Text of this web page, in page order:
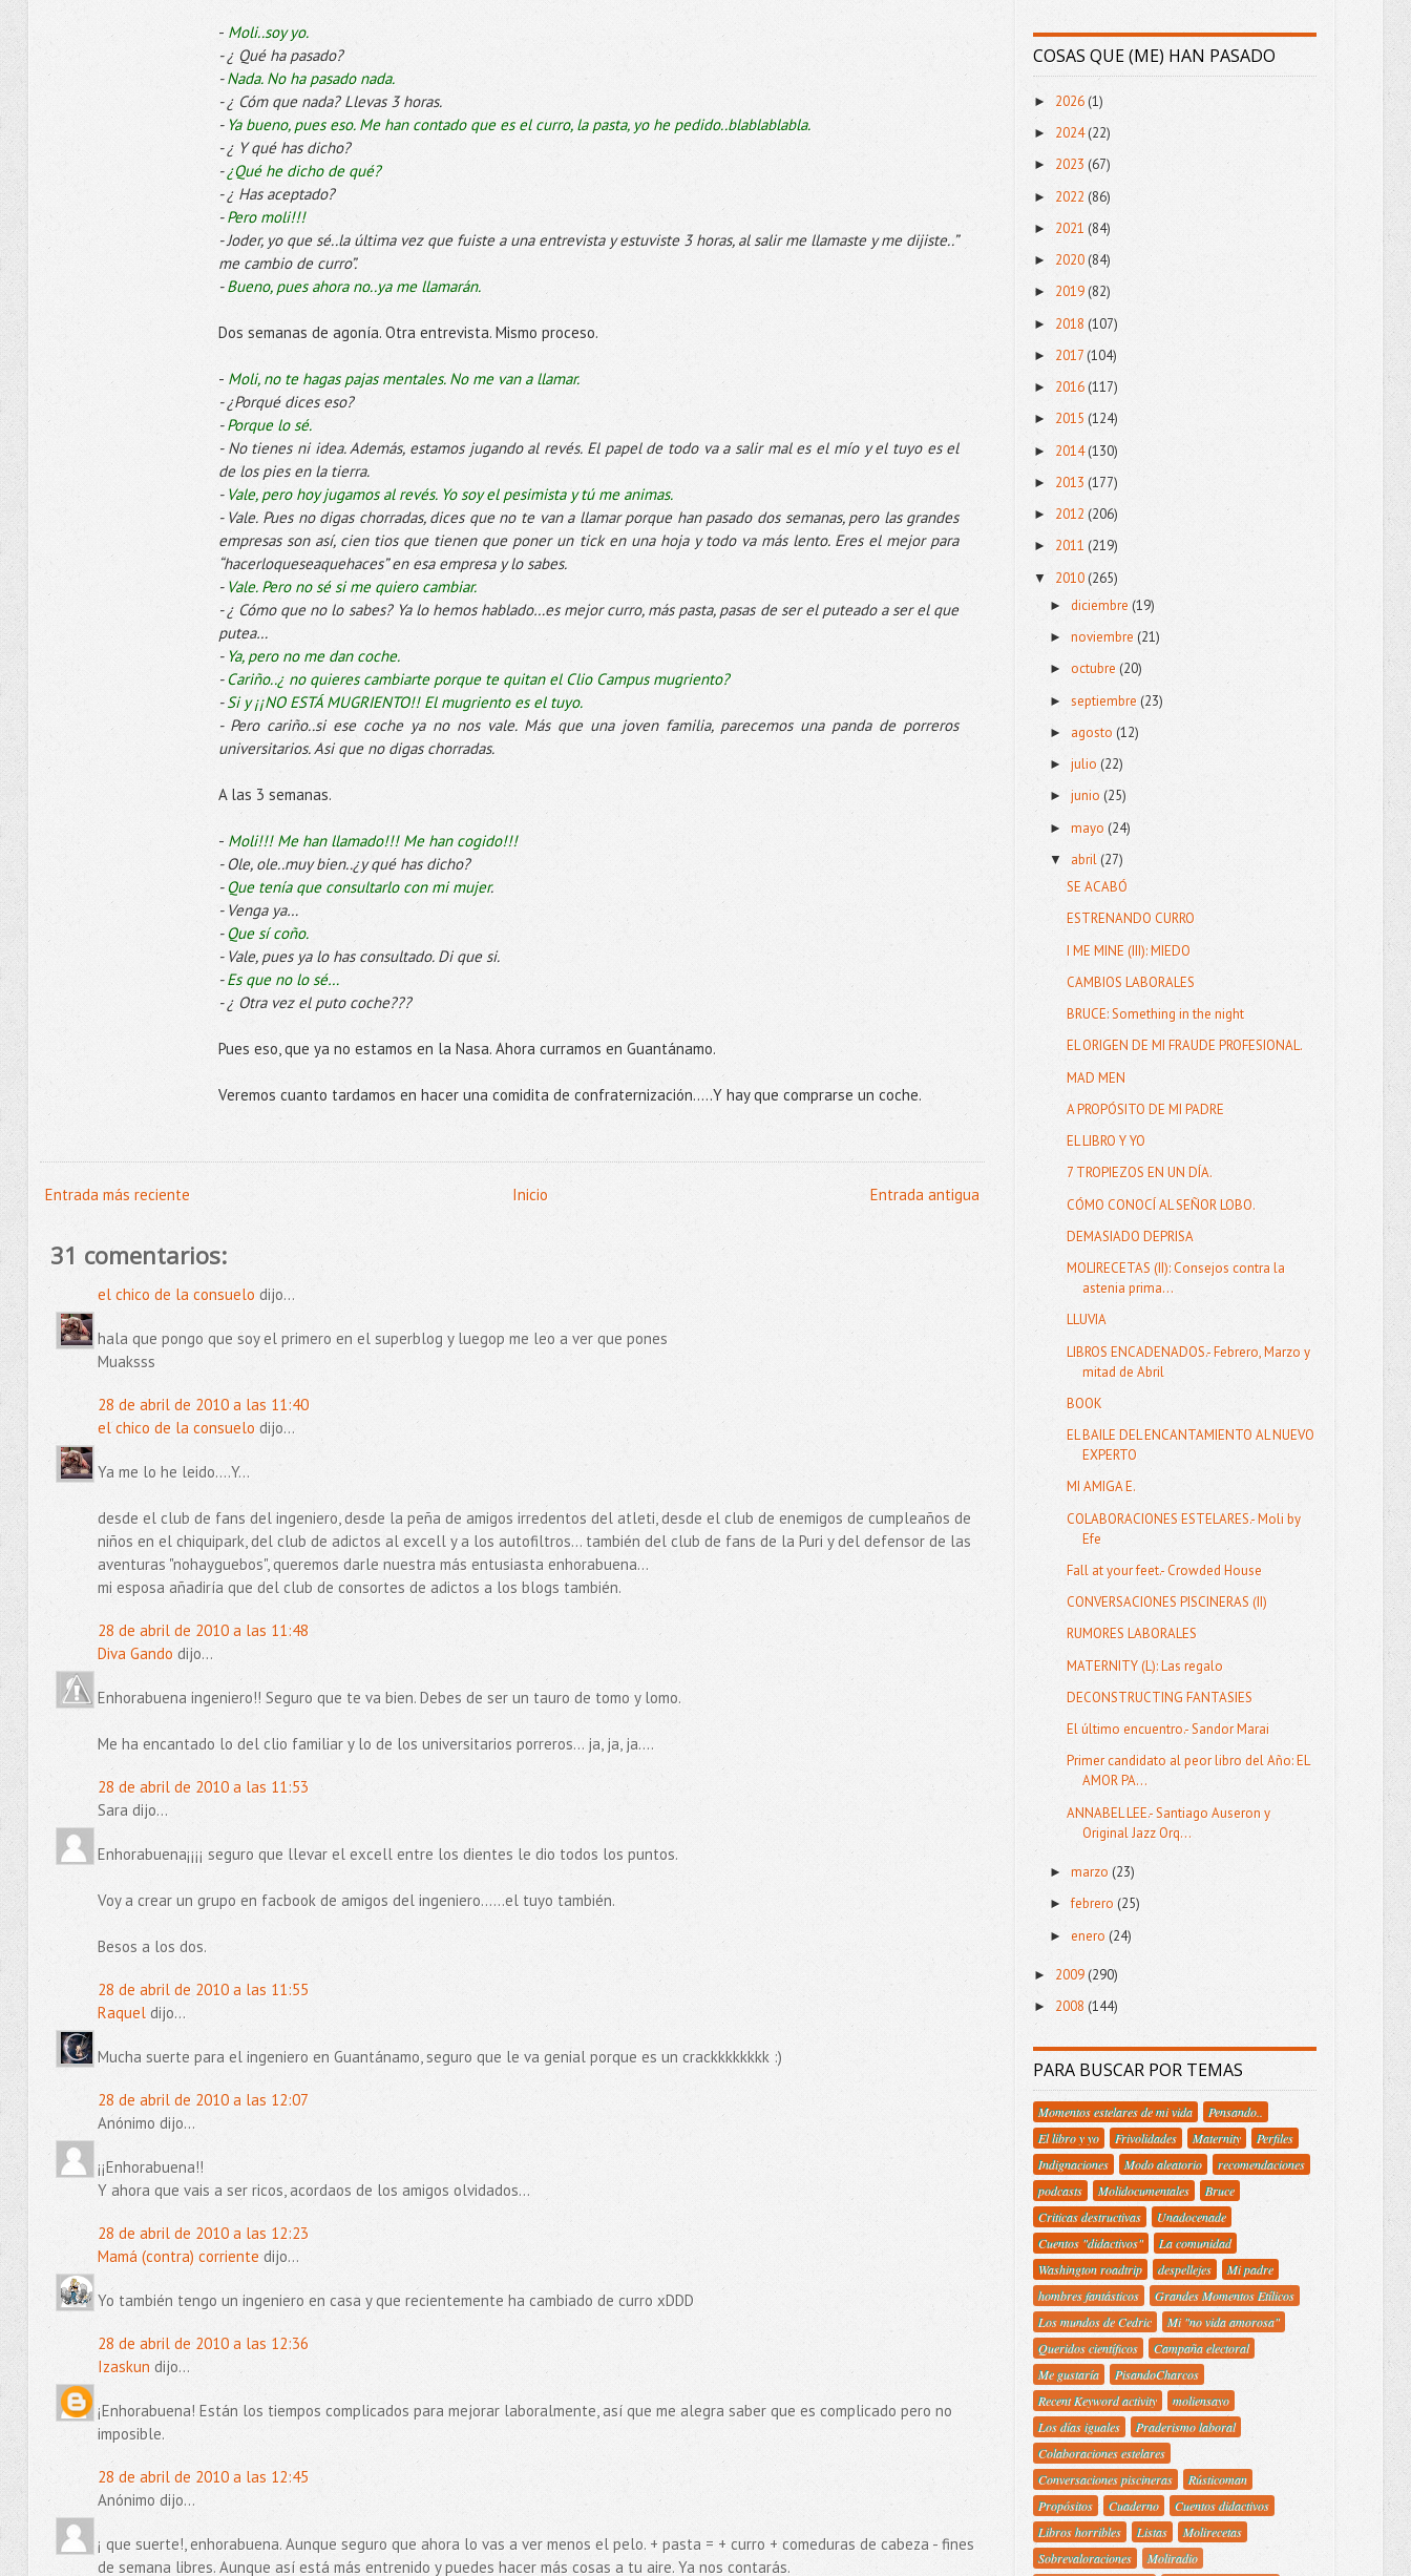
- Moli..soy yo.
- ¿ Qué ha pasado?
-Nada. No ha pasado nada.
- ¿ Cóm que nada? Llevas 3 horas.
- Ya bueno, pues eso. Me han contado que es el curro, la pasta, yo he pedido..blablablabla.
- ¿ Y qué has dicho?
-¿Qué he dicho de qué?
- ¿ Has aceptado?
-Pero moli!!!
- Joder, yo que sé..la última vez que fuiste a una entrevista y estuviste 3 horas, al salir me llamaste y me dijiste..”
me cambio de curro”.
-Bueno, pues ahora no..ya me llamarán.
Dos semanas de agonía. Otra entrevista. Mismo proceso.
- Moli, no te hagas pajas mentales. No me van a llamar.
- ¿Porqué dices eso?
-Porque lo sé.
- No tienes ni idea. Además, estamos jugando al revés. El papel de todo va a salir mal es el mío y el tuyo es el
de los pies en la tierra.
- Vale, pero hoy jugamos al revés. Yo soy el pesimista y tú me animas.
- Vale. Pues no digas chorradas, dices que no te van a llamar porque han pasado dos semanas, pero las grandes
empresas son así, cien tios que tienen que poner un tick en una hoja y todo va más lento. Eres el mejor para
“hacerloqueseaquehaces” en esa empresa y lo sabes.
- Vale. Pero no sé si me quiero cambiar.
- ¿ Cómo que no lo sabes? Ya lo hemos hablado…es mejor curro, más pasta, pasas de ser el puteado a ser el que
putea…
- Ya, pero no me dan coche.
- Cariño..¿ no quieres cambiarte porque te quitan el Clio Campus mugriento?
-Si y ¡¡NO ESTÁ MUGRIENTO!! El mugriento es el tuyo.
- Pero cariño..si ese coche ya no nos vale. Más que una joven familia, parecemos una panda de porreros
universitarios. Asi que no digas chorradas.
A las 3 semanas.
- Moli!!! Me han llamado!!! Me han cogido!!!
- Ole, ole..muy bien..¿y qué has dicho?
-Que tenía que consultarlo con mi mujer.
- Venga ya…
-Que sí coño.
- Vale, pues ya lo has consultado. Di que si.
-Es que no lo sé…
- ¿ Otra vez el puto coche???
Pues eso, que ya no estamos en la Nasa. Ahora curramos en Guantánamo.
Veremos cuanto tardamos en hacer una comidita de confraternización…..Y hay que comprarse un coche.
Entrada más reciente Entrada antigua
Inicio
31 comentarios:
el chico de la consuelo dijo...
hala que pongo que soy el primero en el superblog y luegop me leo a ver que pones
Muaksss
28 de abril de 2010 a las 11:40
el chico de la consuelo dijo...
Ya me lo he leido....Y...
desde el club de fans del ingeniero, desde la peña de amigos irredentos del atleti, desde el club de enemigos de cumpleaños de
niños en el chiquipark, del club de adictos al excell y a los autofiltros... también del club de fans de la Puri y del defensor de las
aventuras "nohayguebos", queremos darle nuestra más entusiasta enhorabuena...
mi esposa añadiría que del club de consortes de adictos a los blogs también.
28 de abril de 2010 a las 11:48
Diva Gando dijo...
Enhorabuena ingeniero!! Seguro que te va bien. Debes de ser un tauro de tomo y lomo.
Me ha encantado lo del clio familiar y lo de los universitarios porreros... ja, ja, ja....
28 de abril de 2010 a las 11:53
Sara dijo...
Enhorabuena¡¡¡¡ seguro que llevar el excell entre los dientes le dio todos los puntos.
Voy a crear un grupo en facbook de amigos del ingeniero......el tuyo también.
Besos a los dos.
28 de abril de 2010 a las 11:55
Raqueldijo...
Mucha suerte para el ingeniero en Guantánamo, seguro que le va genial porque es un crackkkkkkkk :)
28 de abril de 2010 a las 12:07
Anónimo dijo...
¡¡Enhorabuena!!
Y ahora que vais a ser ricos, acordaos de los amigos olvidados...
28 de abril de 2010 a las 12:23
Mamá (contra) corriente dijo...
Yo también tengo un ingeniero en casa y que recientemente ha cambiado de curro xDDD
28 de abril de 2010 a las 12:36
Izaskun dijo...
¡Enhorabuena! Están los tiempos complicados para mejorar laboralmente, así que me alegra saber que es complicado pero no
imposible.
28 de abril de 2010 a las 12:45
Anónimo dijo...
¡ que suerte!, enhorabuena. Aunque seguro que ahora lo vas a ver menos el pelo. + pasta = + curro + comeduras de cabeza - fines
de semana libres. Aunque así está más entrenido y puedes hacer más cosas a tu aire. Ya nos contarás.
COSAS QUE (ME) HAN PASADO
► 2026 (1)
► 2024(22)
► 2023 (67)
► 2022 (86)
► 2021 (84)
► 2020(84)
► 2019(82)
► 2018 (107)
► 2017 (104)
► 2016(117)
► 2015 (124)
► 2014(130)
► 2013 (177)
► 2012 (206)
► 2011 (219)
▼ 2010(265)
► diciembre (19)
►noviembre(21)
►octubre (20)
► septiembre(23)
► agosto (12)
►julio (22)
►junio (25)
►mayo(24)
▼ abril (27)
SE ACABÓ
ESTRENANDO CURRO
I ME MINE (III): MIEDO
CAMBIOS LABORALES
BRUCE: Something in the night
EL ORIGEN DE MI FRAUDE PROFESIONAL.
MAD MEN
A PROPÓSITO DE MI PADRE
EL LIBRO Y YO
7 TROPIEZOS EN UN DÍA.
CÓMO CONOCÍ AL SEÑOR LOBO.
DEMASIADO DEPRISA
MOLIRECETAS (II): Consejos contra la
astenia prima...
LLUVIA
LIBROS ENCADENADOS.- Febrero, Marzo y
mitad de Abril
BOOK
EL BAILE DEL ENCANTAMIENTO AL NUEVO
EXPERTO
MI AMIGA E.
COLABORACIONES ESTELARES.- Moli by
Efe
Fall at your feet.- Crowded House
CONVERSACIONES PISCINERAS (II)
RUMORES LABORALES
MATERNITY (L): Las regalo
DECONSTRUCTING FANTASIES
El último encuentro.- Sandor Marai
Primer candidato al peor libro del Año: EL
AMOR PA...
ANNABEL LEE.- Santiago Auseron y
Original Jazz Orq...
►marzo (23)
►febrero (25)
►enero(24)
► 2009 (290)
► 2008 (144)
PARA BUSCAR POR TEMAS
Momentos estelares de mi vida
Pensando..
El libro y yo
Frivolidades Maternity
Perfiles
Indignaciones
Modo aleatorio
recomendaciones
podcasts
Molidocumentales
Bruce
Criticas destructivas
Unadocenade
Cuentos "didactivos"
La comunidad
Washington roadtrip
despellejes
Mi padre
hombres fantásticos
Grandes Momentos Etílicos
Los mundos de Cedric
Mi "no vida amorosa"
Queridos científicos
Campaña electoral
Me gustaría
PisandoCharcos
Recent Keyword activity
moliensayo
Los días iguales
Praderismo laboral
Colaboraciones estelares
Conversaciones piscineras
Rústicoman
Propósitos
Cuaderno
Cuentos didactivos
Libros horribles
Listas
Molirecetas
Sobrevaloraciones
Moliradio